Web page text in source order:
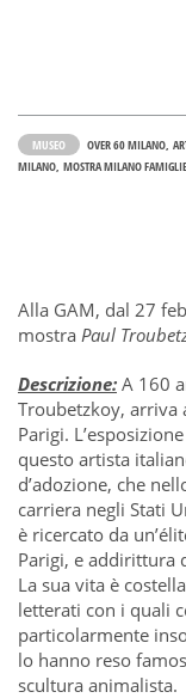
MUSEO OVER 60 MILANO
MILANO MOSTRA MILANO FAMIGLIE
Alla GAM, dal 27
mostra Paul
Descrizione: A 160
Troubetzkoy, arriva
Parigi.
questo artista
d’adozione, che
carriera negli Stati
è ricercato da
Parigi, e addirittura
La sua vita è
letterati con i quali
particolarmente
lo hanno reso
scultura animalista.